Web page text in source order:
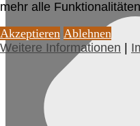
mehr alle
Akzeptieren Ablehnen
Weitere Informationen